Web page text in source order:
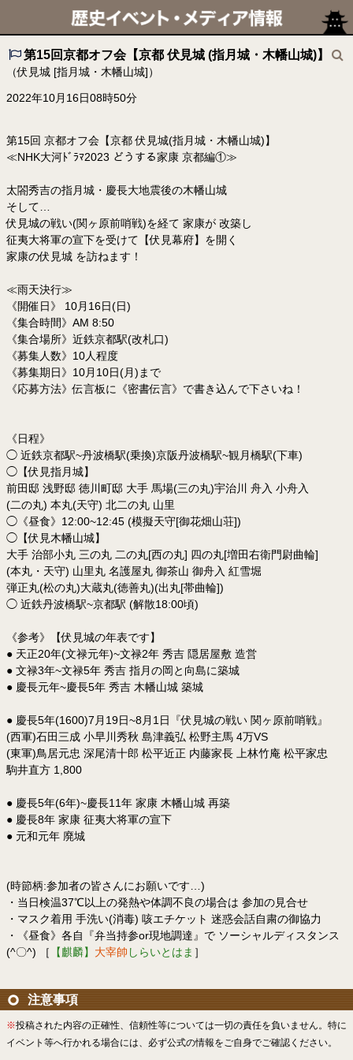
第15回京都オフ会【京都 伏見城 (指月城・木幡山城)】
（伏見城 [指月城・木幡山城]）
2022年10月16日08時50分
第15回 京都オフ会【京都 伏見城(指月城・木幡山城)】
≪NHK大河ﾄﾞﾗﾏ2023 どうする家康 京都編①≫
太閤秀吉の指月城・慶長大地震後の木幡山城
そして…
伏見城の戦い(関ヶ原前哨戦)を経て 家康が 改築し
征夷大将軍の宣下を受けて【伏見幕府】を開く
家康の伏見城 を訪ねます！
≪雨天決行≫
《開催日》 10月16日(日)
《集合時間》AM 8:50
《集合場所》近鉄京都駅(改札口)
《募集人数》10人程度
《募集期日》10月10日(月)まで
《応募方法》伝言板に《密書伝言》で書き込んで下さいね！
《日程》
◯ 近鉄京都駅~丹波橋駅(乗換)京阪丹波橋駅~観月橋駅(下車)
◯【伏見指月城】
前田邸 浅野邸 徳川町邸 大手 馬場(三の丸)宇治川 舟入 小舟入
(二の丸) 本丸(天守) 北二の丸 山里
◯《昼食》12:00~12:45 (模擬天守[御花畑山荘])
◯【伏見木幡山城】
大手 治部小丸 三の丸 二の丸[西の丸] 四の丸[増田右衛門尉曲輪]
(本丸・天守) 山里丸 名護屋丸 御茶山 御舟入 紅雪堀
弾正丸(松の丸)大蔵丸(徳善丸)(出丸[帯曲輪])
◯ 近鉄丹波橋駅~京都駅 (解散18:00頃)
《参考》【伏見城の年表です】
● 天正20年(文禄元年)~文禄2年 秀吉 隠居屋敷 造営
● 文禄3年~文禄5年 秀吉 指月の岡と向島に築城
● 慶長元年~慶長5年 秀吉 木幡山城 築城
● 慶長5年(1600)7月19日~8月1日『伏見城の戦い 関ヶ原前哨戦』
(西軍)石田三成 小早川秀秋 島津義弘 松野主馬 4万VS
(東軍)鳥居元忠 深尾清十郎 松平近正 内藤家長 上林竹庵 松平家忠
駒井直方 1,800
● 慶長5年(6年)~慶長11年 家康 木幡山城 再築
● 慶長8年 家康 征夷大将軍の宣下
● 元和元年 廃城
(時節柄:参加者の皆さんにお願いです…)
・当日検温37℃以上の発熱や体調不良の場合は 参加の見合せ
・マスク着用 手洗い(消毒) 咳エチケット 迷惑会話自粛の御協力
・《昼食》各自『弁当持参or現地調達』で ソーシャルディスタンス
(^〇^) ［
【麒麟】 大宰帥 しらいとはま ］
注意事項
※投稿された内容の正確性、信頼性等については一切の責任を負いません。特に
イベント等へ行かれる場合には、必ず公式の情報をご自身でご確認ください。